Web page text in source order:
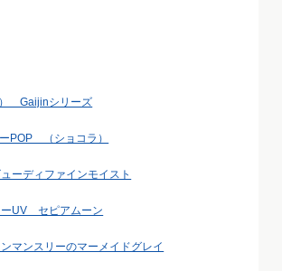
Gaijinシリーズ
POP （ショコラ）
ーディファインモイスト
ーUV セピアムーン
マンスリーのマーメイドグレイ